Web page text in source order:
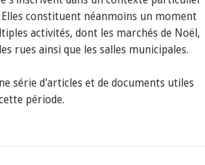
Elles constituent néanmoins un moment
activités, dont les marchés de Noël,
rues ainsi que les salles municipales.
série d'articles et de documents utiles
période.